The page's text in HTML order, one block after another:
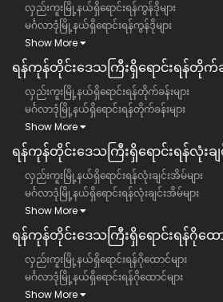
လှည်းကူးမြို့နယ်ရှိရောင်းရန်ကွန်ဒိုများ
မင်္ဂလာဒုံမြို့နယ်ရှိရောင်းရန်ကွန်ဒိုများ
Show More
ရန်ကုန်တိုင်းဒေသကြီး​ရှိရောင်းရန်တိုက်ခ
လှည်းကူးမြို့နယ်ရှိရောင်းရန်တိုက်ခန်းများ
မင်္ဂလာဒုံမြို့နယ်ရှိရောင်းရန်တိုက်ခန်းများ
Show More
ရန်ကုန်တိုင်းဒေသကြီး​ရှိရောင်းရန်လုံးချ
လှည်းကူးမြို့နယ်ရှိရောင်းရန်လုံးချင်းအိမ်များ
မင်္ဂလာဒုံမြို့နယ်ရှိရောင်းရန်လုံးချင်းအိမ်များ
Show More
ရန်ကုန်တိုင်းဒေသကြီး​ရှိရောင်းရန်ဂိုထော
လှည်းကူးမြို့နယ်ရှိရောင်းရန်ဂိုထောင်များ
မင်္ဂလာဒုံမြို့နယ်ရှိရောင်းရန်ဂိုထောင်များ
Show More